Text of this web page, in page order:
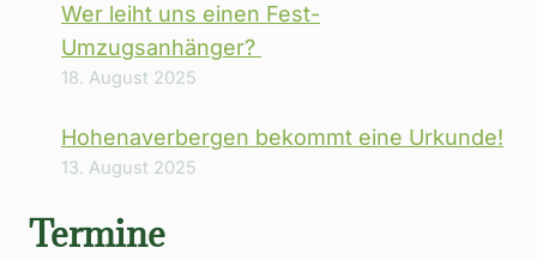
Wer leiht uns einen Fest-
Umzugsanhänger?
18. August 2025
Hohenaverbergen bekommt eine Urkunde!
13. August 2025
Termine